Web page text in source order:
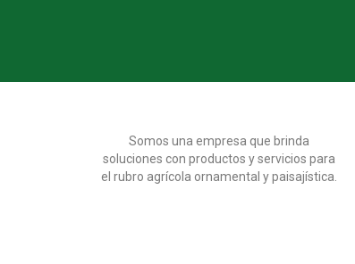
Somos una empresa que brinda
soluciones con productos y servicios para
el rubro agrícola ornamental y paisajística.